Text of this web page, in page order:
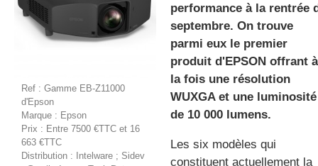
Ref : Gamme EB-Z11000
d'Epson
Marque : Epson
Prix : Entre 7500 €TTC et 16
663 €TTC
Distribution : Intelware ; Sidev
performance à la rentrée
septembre. On trouve
parmi eux le premier
produit d'EPSON offrant à
la fois une résolution
WUXGA et une luminosité
de 10 000 lumens.
Les six modèles qui
constituent actuellement la